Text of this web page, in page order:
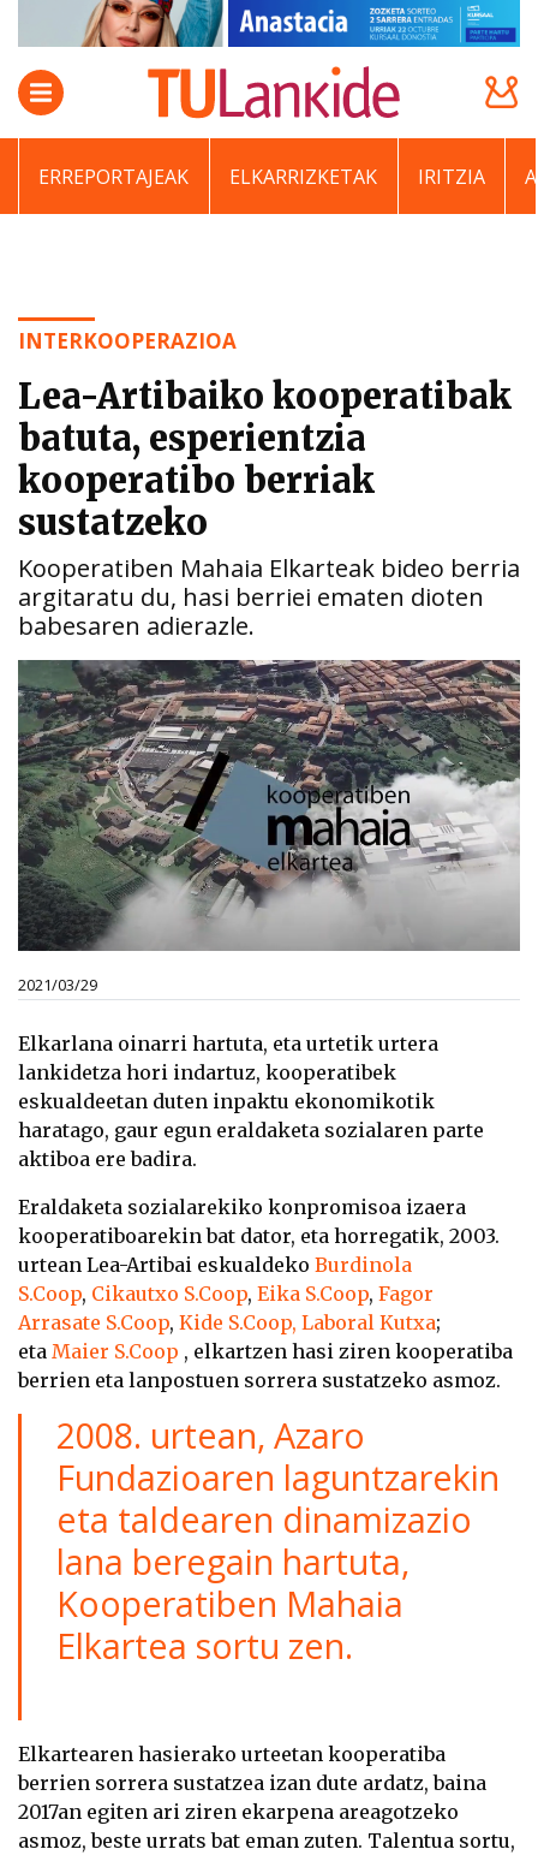
ERREPORTAJEAK ELKARRIZKETAK IRITZIA
INTERKOOPERAZIOA
Lea-Artibaiko kooperatibak
batuta, esperientzia
kooperatibo berriak
sustatzeko
Kooperatiben Mahaia Elkarteak bideo berria
argitaratu du, hasi berriei ematen dioten
babesaren adierazle.
2021/03/29
Elkarlana oinarri hartuta, eta urtetik urtera
lankidetza hori indartuz, kooperatibek
eskualdeetan duten inpaktu ekonomikotik
haratago, gaur egun eraldaketa sozialaren parte
aktiboa ere badira.
Eraldaketa sozialarekiko konpromisoa izaera
kooperatiboarekin bat dator, eta horregatik, 2003.
urtean Lea-Artibai eskualdeko Burdinola
S.Coop, Cikautxo S.Coop, Eika S.Coop, Fagor
Arrasate S.Coop, Kide S.Coop, Laboral Kutxa;
eta Maier S.Coop , elkartzen hasi ziren kooperatiba
berrien eta lanpostuen sorrera sustatzeko asmoz.
2008. urtean, Azaro
Fundazioaren laguntzarekin
eta taldearen dinamizazio
lana beregain hartuta,
Kooperatiben Mahaia
Elkartea sortu zen.
Elkartearen hasierako urteetan kooperatiba
berrien sorrera sustatzea izan dute ardatz, baina
2017an egiten ari ziren ekarpena areagotzeko
asmoz, beste urrats bat eman zuten. Talentua sortu,